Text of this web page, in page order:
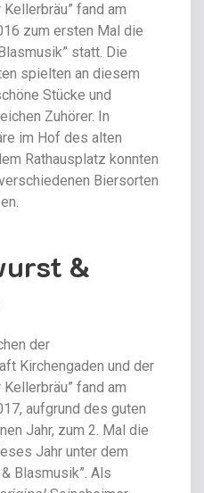
fand am
zum ersten Mal die
statt. Die
spielten an diesem
Stücke und
Zuhörer. In
im Hof des alten
Rathausplatz konnten
Biersorten
&
der
Kirchengaden und der
fand am
aufgrund des guten
Jahr, zum 2. Mal die
Jahr unter dem
Blasmusik”. Als